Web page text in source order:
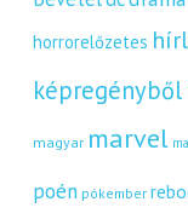
horrorelőzetes
magyar marvel
poén pókember